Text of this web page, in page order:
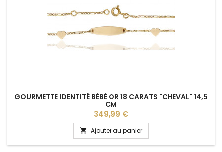
GOURMETTE IDENTITÉ BÉBÉ OR 18 CARATS "CHEVAL" 14,5
CM
Prix
349,99 €
 Ajouter au panier